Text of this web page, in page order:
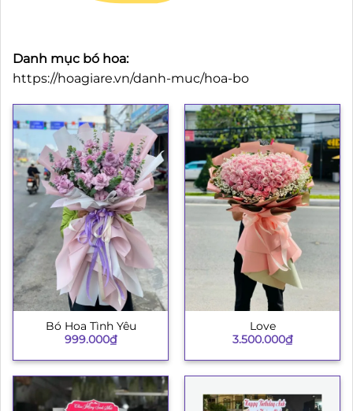
Danh mục bó hoa:
https://hoagiare.vn/danh-muc/hoa-bo
Bó Hoa Tình Yêu
999.000₫
Love
3.500.000₫